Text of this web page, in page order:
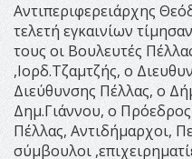
Αντιπεριφερειάρχης
τελετή εγκαινίων
τους οι Βουλευτές
,Ιορδ.Τζαμτζής, ο
Διεύθυνσης Πέλλας, ο
Δημ.Γιάννου, ο
Πέλλας, Αντιδήμαρχοι,
σύμβουλοι